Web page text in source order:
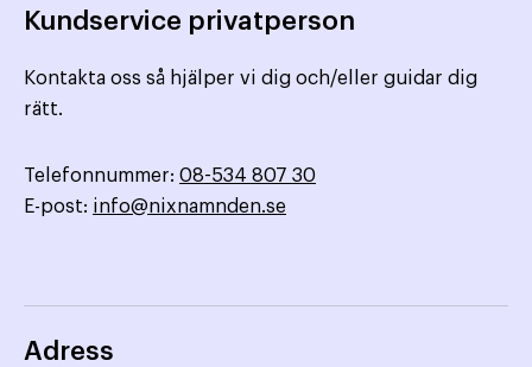
Kundservice privatperson
Kontakta oss så hjälper vi dig och/eller guidar dig
rätt.
Telefonnummer: 08-534 807 30
E-post: info@nixnamnden.se
Adress